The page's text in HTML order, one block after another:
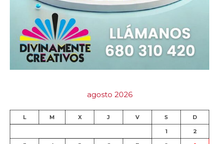
agosto 2026
L M X J V S D
1 2